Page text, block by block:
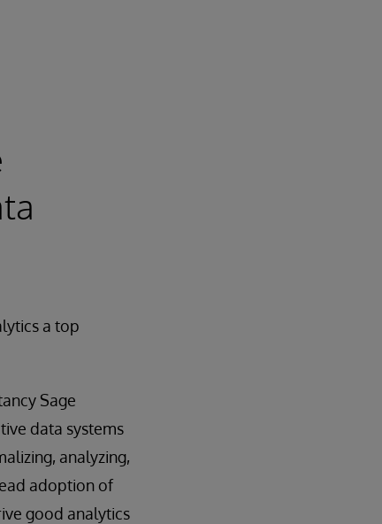
a top
Sage
data systems
analyzing,
adoption of
good analytics